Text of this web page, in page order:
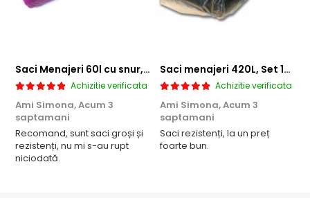
Saci Menajeri 60l cu snur, Roz, 10buc/rola
Achizitie verificata
Ami Simona,Acum 3
saptamani
Recomand, sunt saci groși și
rezistenți, nu mi s-au rupt
niciodată.
Saci menajeri 420L, Set 10 bucati
Achizitie verificata
Ami Simona,Acum 3
saptamani
Saci rezistenți, la un preț
foarte bun.